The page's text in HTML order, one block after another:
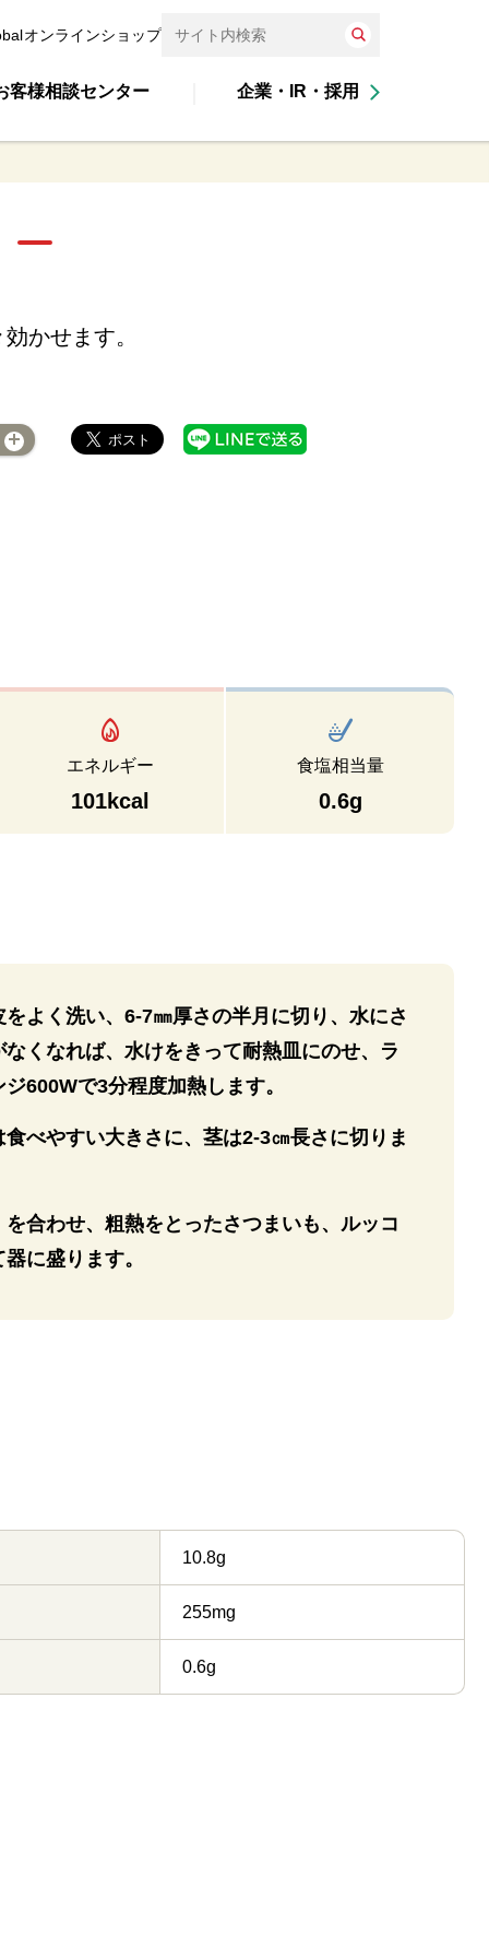
オンラインショップ
客様相談センター 企業・IR・採用
かせます。
エネルギー
101kcal
食塩相当量
0.6g
をよく洗い、6-7㎜厚さの半月に切り、水にさ
くなれば、水けをきって耐熱皿にのせ、ラ
600Wで3分程度加熱します。
食べやすい大きさに、茎は2-3㎝長さに切りま
を合わせ、粗熱をとったさつまいも、ルッコ
に盛ります。
10.8g
255mg
0.6g